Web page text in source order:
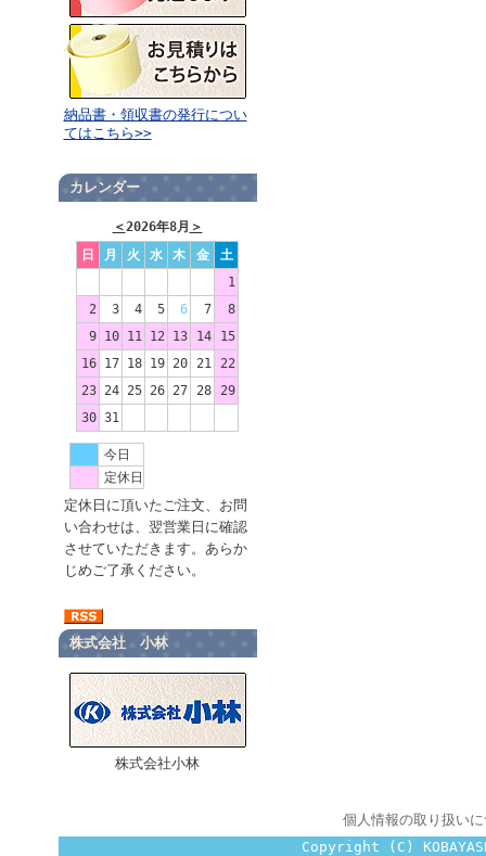
納品書・領収書の発行につい
てはこちら>>
カレンダー
＜2026年8月 ＞
日
月 火 水 木 金
土
1
2
3 4 5 6 7
8
9 10 11 12 13 14
15
16 17 18 19 20 21
22
23 24 25 26 27 28
29
30 31
今日
定休日
定休日に頂いたご注文、お問
い合わせは、翌営業日に確認
させていただきます。あらか
じめご了承ください。
株式会社 小林
株式会社小林
個人情報の取り扱い
Copyright (C)